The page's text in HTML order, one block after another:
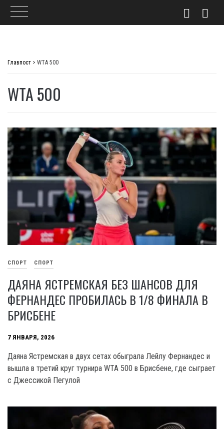
Главпост > WTA 500
WTA 500
СПОРТ СПОРТ
ДАЯНА ЯСТРЕМСКАЯ БЕЗ ШАНСОВ ДЛЯ
ФЕРНАНДЕС ПРОБИЛАСЬ В 1/8 ФИНАЛА В
БРИСБЕНЕ
7 ЯНВАРЯ, 2026
Даяна Ястремская в двух сетах обыграла Лейлу Фернандес и
вышла в третий круг турнира WTA 500 в Брисбене, где сыграет
с Джессикой Пегулой